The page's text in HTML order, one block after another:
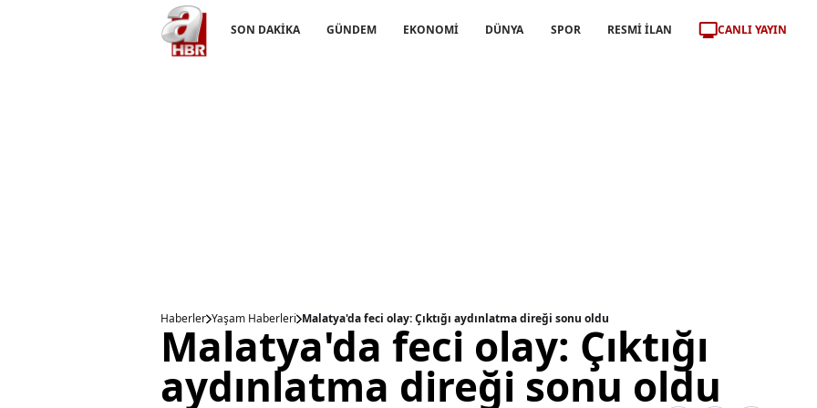
SON DAKİKA GÜNDEM EKONOMİ DÜNYA SPOR RESMİ İLAN CANLI YAYIN
Haberler Yaşam Haberleri Malatya'da feci olay: Çıktığı aydınlatma direği sonu oldu
Malatya'da feci olay: Çıktığı
aydınlatma direği sonu oldu